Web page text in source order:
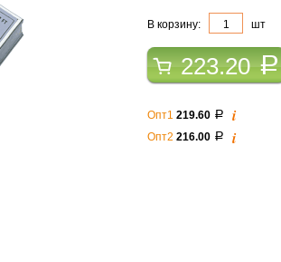
В корзину: шт
223.20a
Опт1 219.60 a i
Опт2 216.00 a i